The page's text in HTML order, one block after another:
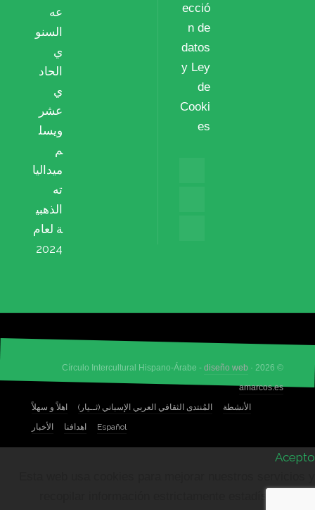
عه
السنو
ي
الحاد
ي
عشر
ويسل
م
ميداليا
ته
الذهبي
ة لعام
2024
ecció
n de
datos
y Ley
de
Cooki
es
© 2026 · Círculo Intercultural Hispano-Árabe -
diseño web
amarcos.es
اهلاً و سهلاً
المُنتدى الثقافي العربي الإسباني (ثــيار)
الأنشطة
الأخبار
اهدافنا Español
Acepto